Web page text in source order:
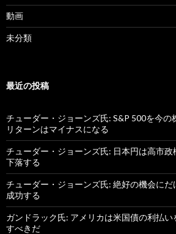
動画
未分類
最近の投稿
チューダー・ジョーンズ氏: S&P 500を今の
リターンはマイナスになる
チューダー・ジョーンズ氏: 日本円は高市
下落する
チューダー・ジョーンズ氏: 絶好の機会に
成功する
ガンドラック氏: アメリカは米国債の利払い
すべきだ